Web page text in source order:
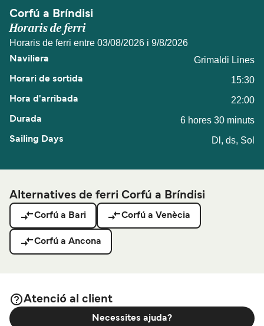
Corfú a Bríndisi
Horaris de ferri
Horaris de ferri entre 03/08/2026 i 9/8/2026
Grimaldi Lines
15:30
22:00
6 hores 30 minuts
Dl, ds, Sol
Alternatives de ferri Corfú a Bríndisi
Corfú a Bari Corfú a Venècia
Corfú a Ancona
Atenció al client
Necessites ajuda?